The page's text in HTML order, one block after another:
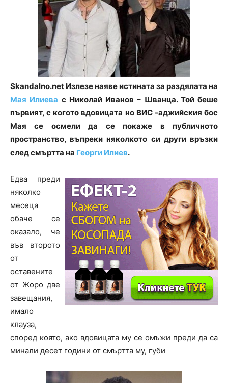
Skandalno.net Излезе наяве истината за раздялата на
Мая Илиева с Николай Иванов – Шванца. Той беше
първият, с когото вдовицата но ВИС -аджийския бос
Мая се осмели да се покаже в публичното
пространство, въпреки няколкото си други връзки
след смъртта на Георги Илиев.
Едва преди
няколко
месеца
обаче се
оказало, че
във второто
от
оставените
от Жоро две
завещания,
имало
клауза,
според която, ако вдовицата му се омъжи преди да са
минали десет години от смъртта му, губи